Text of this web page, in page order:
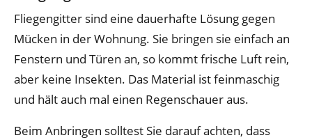
Fliegengitter sind eine dauerhafte Lösung gegen
Mücken in der Wohnung. Sie bringen sie einfach an
Fenstern und Türen an, so kommt frische Luft rein,
aber keine Insekten. Das Material ist feinmaschig
und hält auch mal einen Regenschauer aus.
Beim Anbringen solltest Sie darauf achten, dass